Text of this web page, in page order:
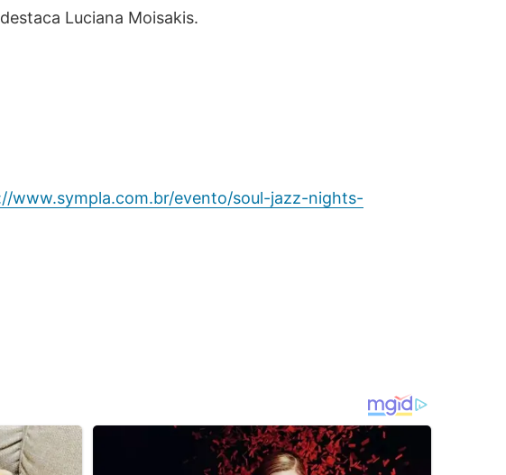
Luciana Moisakis.
www.sympla.com.br/evento/soul-jazz-nights-